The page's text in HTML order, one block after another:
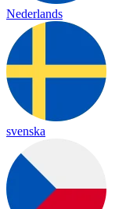
Nederlands
svenska